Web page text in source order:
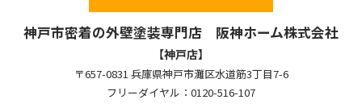
神戸市密着の外壁塗装専門店 阪神ホーム株式会社
【神戸店】
〒657-0831 兵庫県神戸市灘区水道筋3丁目7-6
フリーダイヤル：0120-516-107